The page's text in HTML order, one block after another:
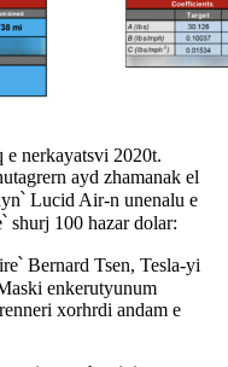
e nerkayatsvi 2020t.
ayd zhamanak el
Lucid Air-n unenalu e
shurj 100 hazar dolar:
Bernard Tsen, Tesla-yi
enkerutyunum
xorhrdi andam e